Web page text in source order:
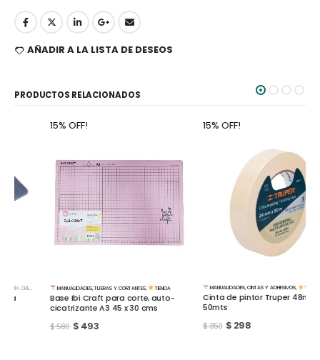
AÑADIR A LA LISTA DE DESEOS
PRODUCTOS RELACIONADOS
15% OFF!
MANUALIDADES,TIJERAS Y CORTANTES, TIENDA
Base Ibi Craft para corte, auto-
cicatrizante A3 45 x 30 cms
493
15% OFF!
MANUALIDADES,CINTAS Y ADHESIVOS, TIENDA
Cinta de pintor Truper 48mm x
298